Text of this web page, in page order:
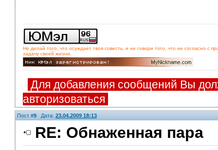
Не делай того, что осуждает твоя совесть, и не говори того, что не согласно
задачу своей жизни.
Для добавления сообщений Вы
авторизоваться
Пост #9 Дата: 23.04.2009 18:13
RE: Обнаженная пара